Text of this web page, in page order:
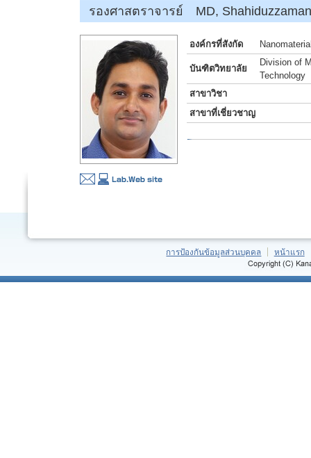
รองศาสตราจารย์ MD, Shahiduzzaman
องค์กรที่สังกัด
บันฑิตวิทยาลัย
Division of
Technology
สาขาวิชา
สาขาที่เชี่ยวชาญ
การป้องกันข้อมูลส่วนบุคคล หน้าแรก